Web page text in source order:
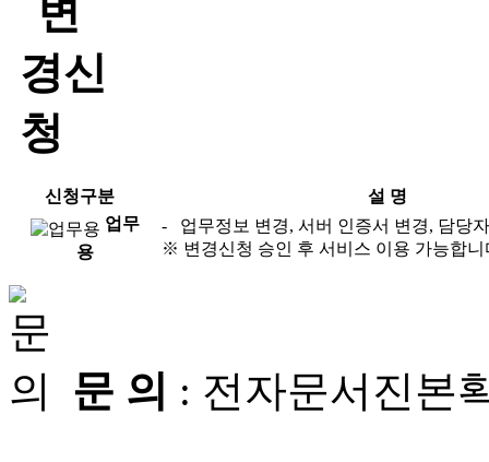
신청구분
설 명
업무
용
- 업무정보 변경, 서버 인증서 변경, 담당
※ 변경신청 승인 후 서비스 이용 가능합니
문 의 : 전자문서진본